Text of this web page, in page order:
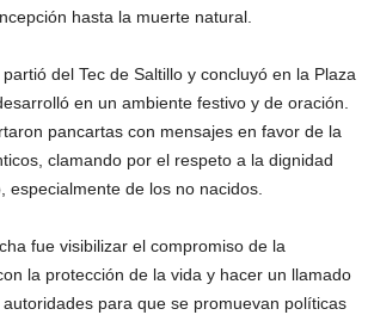
hasta la muerte natural.
del Tec de Saltillo y concluyó en la Plaza
en un ambiente festivo y de oración.
pancartas con mensajes en favor de la
clamando por el respeto a la dignidad
especialmente de los no nacidos.
fue visibilizar el compromiso de la
la protección de la vida y hacer un llamado
para que se promuevan políticas